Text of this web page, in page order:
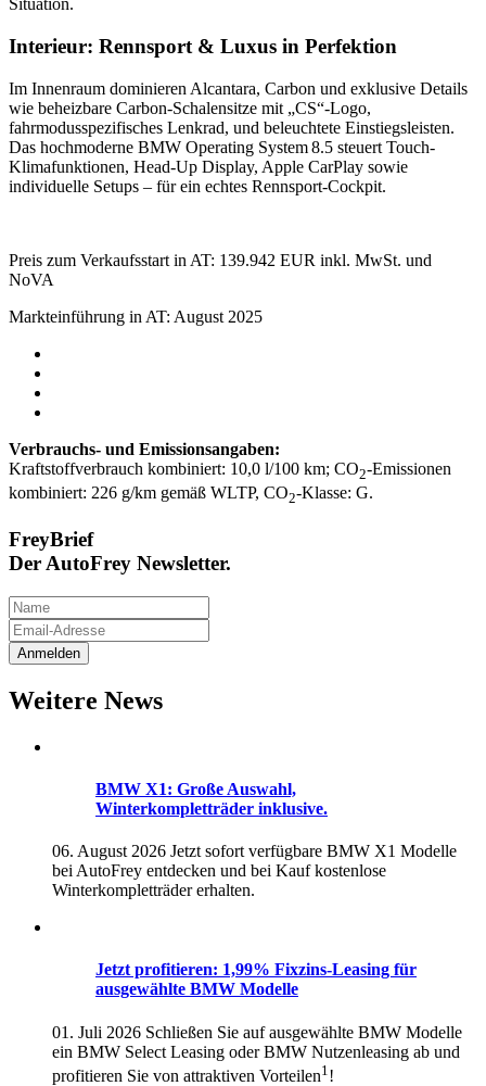
Situation.
Interieur: Rennsport & Luxus in Perfektion
Im Innenraum dominieren Alcantara, Carbon und exklusive Details
wie beheizbare Carbon-Schalensitze mit „CS“-Logo,
fahrmodusspezifisches Lenkrad, und beleuchtete Einstiegsleisten.
Das hochmoderne BMW Operating System 8.5 steuert Touch-
Klimafunktionen, Head-Up Display, Apple CarPlay sowie
individuelle Setups – für ein echtes Rennsport-Cockpit.
Preis zum Verkaufsstart in AT: 139.942 EUR inkl. MwSt. und
NoVA
Markteinführung in AT: August 2025
Verbrauchs- und Emissionsangaben:
Kraftstoffverbrauch kombiniert: 10,0 l/100 km; CO2-Emissionen
kombiniert: 226 g/km gemäß WLTP, CO2‑Klasse: G.
FreyBrief
Der AutoFrey Newsletter.
Weitere News
BMW X1: Große Auswahl,
Winterkompletträder inklusive.
06. August 2026 Jetzt sofort verfügbare BMW X1 Modelle
bei AutoFrey entdecken und bei Kauf kostenlose
Winterkompletträder erhalten.
Jetzt profitieren: 1,99% Fixzins-Leasing für
ausgewählte BMW Modelle
01. Juli 2026 Schließen Sie auf ausgewählte BMW Modelle
ein BMW Select Leasing oder BMW Nutzenleasing ab und
profitieren Sie von attraktiven Vorteilen1 !